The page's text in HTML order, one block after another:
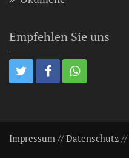
Empfehlen Sie uns
Impressum //Datenschutz //